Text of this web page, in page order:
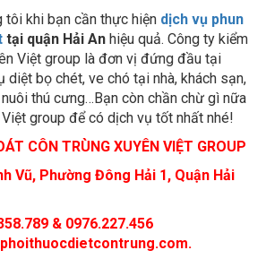
tôi khi bạn cần thực hiện
dịch vụ phun
tại quận Hải Anhiệu quả. Công ty kiểm
Việt group là đơn vị đứng đầu tại
bọ chét, ve chó tại nhà, khách sạn,
nuôi thú cưng…Bạn còn chần chừ gì nữa
group để có dịch vụ tốt nhất nhé!
CÔN TRÙNG XUYÊN VIỆT GROUP
Vũ, Phường Đông Hải 1, Quận Hải
& 0976.227.456